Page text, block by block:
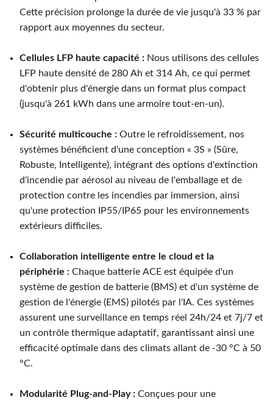
Cette précision prolonge la durée de vie jusqu'à 33 % par
rapport aux moyennes du secteur.
Cellules LFP haute capacité : Nous utilisons des cellules
LFP haute densité de 280 Ah et 314 Ah, ce qui permet
d'obtenir plus d'énergie dans un format plus compact
(jusqu'à 261 kWh dans une armoire tout-en-un).
Sécurité multicouche : Outre le refroidissement, nos
systèmes bénéficient d'une conception « 3S » (Sûre,
Robuste, Intelligente), intégrant des options d'extinction
d'incendie par aérosol au niveau de l'emballage et de
protection contre les incendies par immersion, ainsi
qu'une protection IP55/IP65 pour les environnements
extérieurs difficiles.
Collaboration intelligente entre le cloud et la
périphérie : Chaque batterie ACE est équipée d'un
système de gestion de batterie (BMS) et d'un système de
gestion de l'énergie (EMS) pilotés par l'IA. Ces systèmes
assurent une surveillance en temps réel 24h/24 et 7j/7 et
un contrôle thermique adaptatif, garantissant ainsi une
efficacité optimale dans des climats allant de -30 °C à 50
°C.
Modularité Plug-and-Play : Conçues pour une